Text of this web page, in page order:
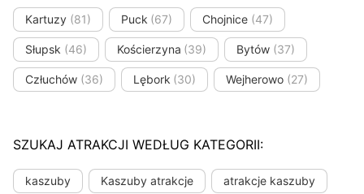
Kartuzy (81) Puck (67) Chojnice (47)
Słupsk (46) Kościerzyna (39) Bytów (37)
Człuchów (36) Lębork (30) Wejherowo (27)
SZUKAJ ATRAKCJI WEDŁUG KATEGORII:
kaszuby Kaszuby atrakcje atrakcje kaszuby